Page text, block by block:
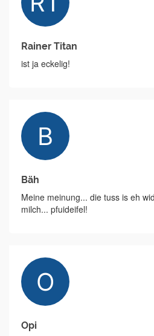
Rainer Titan
ist ja eckelig!
Bäh
Meine meinung... die tuss is eh
milch... pfuideifel!
Opi